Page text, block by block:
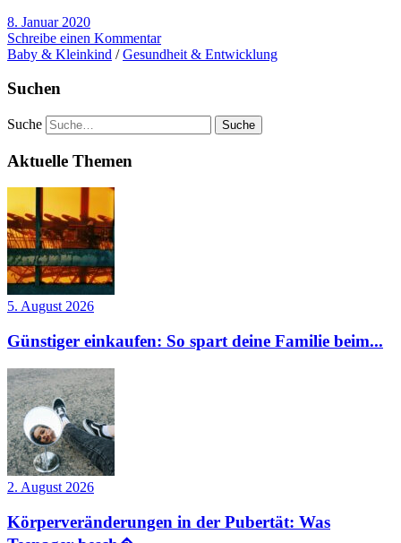
8. Januar 2020
Schreibe einen Kommentar
Baby & Kleinkind /Gesundheit & Entwicklung
Suchen
Suche
Aktuelle Themen
5. August 2026
Günstiger einkaufen: So spart deine Familie beim...
2. August 2026
Körperveränderungen in der Pubertät: Was